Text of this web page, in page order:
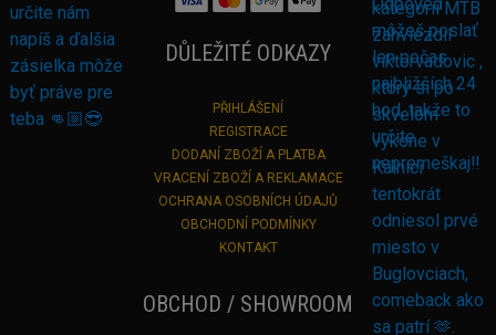
DŮLEŽITÉ ODKAZY
PŘIHLÁŠENÍ
REGISTRACE
DODANÍ ZBOŽÍ A PLATBA
VRACENÍ ZBOŽÍ A REKLAMACE
OCHRANA OSOBNÍCH ÚDAJŮ
OBCHODNÍ PODMÍNKY
KONTAKT
OBCHOD / SHOWROOM